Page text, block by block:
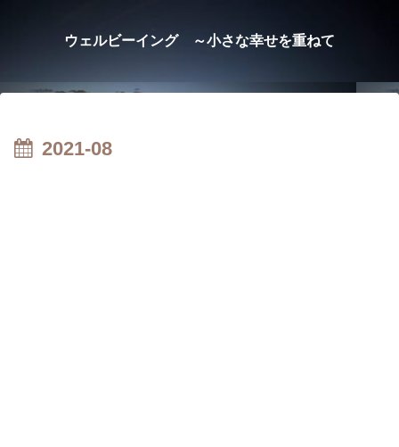
ウェルビーイング ～小さな幸せを重ねて
2021-08